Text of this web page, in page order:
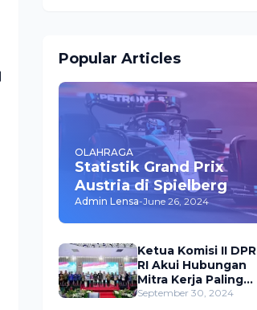
Popular Articles
OLAHRAGA
Statistik Grand Prix
Austria di Spielberg
Admin Lensa-June 26, 2024
Ketua Komisi II DPR
RI Akui Hubungan
Mitra Kerja Paling
Akrab dengan
September 30, 2024